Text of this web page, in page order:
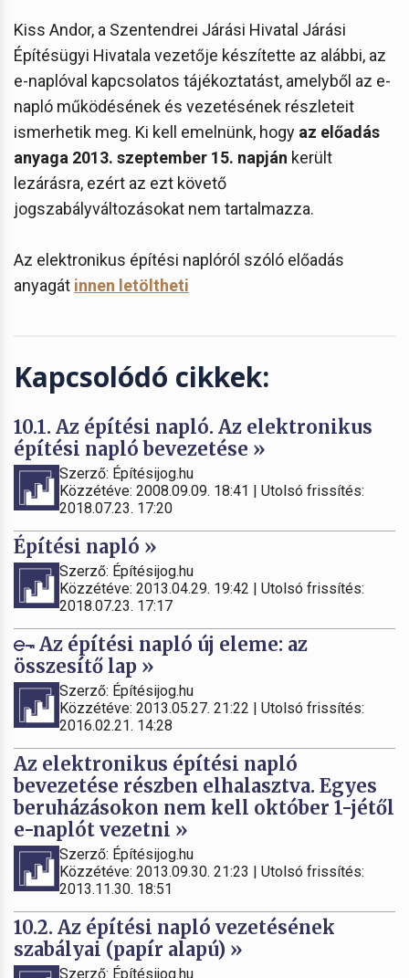
Kiss Andor, a Szentendrei Járási Hivatal Járási
Építésügyi Hivatala vezetője készítette az alábbi, az
e-naplóval kapcsolatos tájékoztatást, amelyből az e-
napló működésének és vezetésének részleteit
ismerhetik meg. Ki kell emelnünk, hogy az előadás
anyaga 2013. szeptember 15. napján került
lezárásra, ezért az ezt követő
jogszabályváltozásokat nem tartalmazza.
Az elektronikus építési naplóról szóló előadás
anyagát innen letöltheti
Kapcsolódó cikkek:
10.1. Az építési napló. Az elektronikus
építési napló bevezetése »
Szerző: Építésijog.hu
Közzétéve: 2008.09.09. 18:41 | Utolsó frissítés:
2018.07.23. 17:20
Építési napló »
Szerző: Építésijog.hu
Közzétéve: 2013.04.29. 19:42 | Utolsó frissítés:
2018.07.23. 17:17
Az építési napló új eleme: az
összesítő lap »
Szerző: Építésijog.hu
Közzétéve: 2013.05.27. 21:22 | Utolsó frissítés:
2016.02.21. 14:28
Az elektronikus építési napló
bevezetése részben elhalasztva. Egyes
beruházásokon nem kell október 1-jétől
e-naplót vezetni »
Szerző: Építésijog.hu
Közzétéve: 2013.09.30. 21:23 | Utolsó frissítés:
2013.11.30. 18:51
10.2. Az építési napló vezetésének
szabályai (papír alapú) »
Szerző: Építésijog.hu